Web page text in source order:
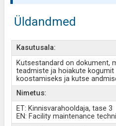
Üldandmed
Kasutusala:
Kutsestandard on dokument,
teadmiste ja hoiakute
koostamiseks ja kutse
Nimetus:
ET: Kinnisvarahooldaja, tase 3
EN: Facility maintenance